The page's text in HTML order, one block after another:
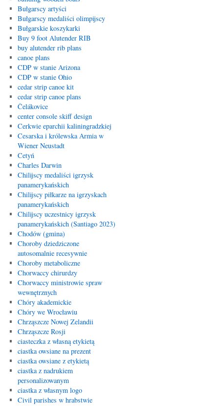
Bułgarscy artyści
Bułgarscy medaliści olimpijscy
Bułgarskie koszykarki
Buy 9 foot Alutender RIB
buy alutender rib plans
canoe plans
CDP w stanie Arizona
CDP w stanie Ohio
cedar strip canoe kit
cedar strip canoe plans
Čelákovice
center console skiff design
Cerkwie eparchii kaliningradzkiej
Cesarska i królewska Armia w
Wiener Neustadt
Cetyń
Charles Darwin
Chilijscy medaliści igrzysk
panamerykańskich
Chilijscy piłkarze na igrzyskach
panamerykańskich
Chilijscy uczestnicy igrzysk
panamerykańskich (Santiago 2023)
Chodów (gmina)
Choroby dziedziczone
autosomalnie recesywnie
Choroby metaboliczne
Chorwaccy chirurdzy
Chorwaccy ministrowie spraw
wewnętrznych
Chóry akademickie
Chóry we Wrocławiu
Chrząszcze Nowej Zelandii
Chrząszcze Rosji
ciasteczka z własną etykietą
ciastka owsiane na prezent
ciastka owsiane z etykietą
ciastka z nadrukiem
personalizowanym
ciastka z własnym logo
Civil parishes w hrabstwie